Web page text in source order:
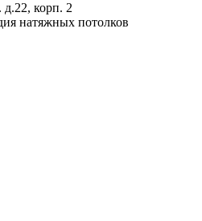
корп. 2
натяжных потолков